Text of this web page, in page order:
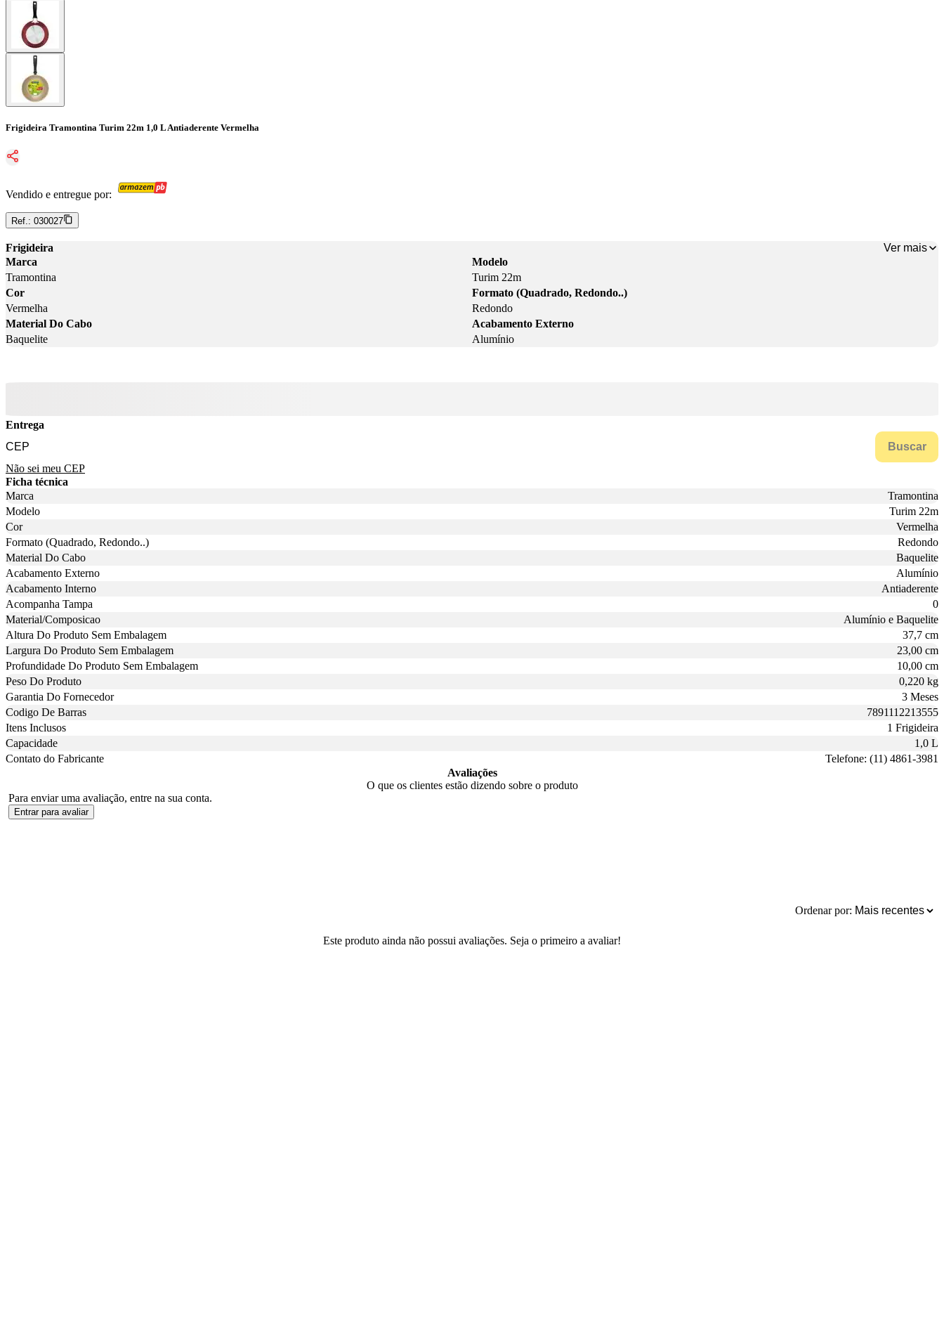
Frigideira Tramontina Turim 22m 1,0 L Antiaderente Vermelha
Vendido e entregue por:
Ref.: 030027
Frigideira
Ver mais
Marca
Tramontina
Modelo
Turim 22m
Cor
Vermelha
Formato (Quadrado, Redondo..)
Redondo
Material Do Cabo
Baquelite
Acabamento Externo
Alumínio
Entrega
Buscar
Não sei meu CEP
Ficha técnica
Marca
Tramontina
Modelo
Turim 22m
Cor
Vermelha
Formato (Quadrado, Redondo..)
Redondo
Material Do Cabo
Baquelite
Acabamento Externo
Alumínio
Acabamento Interno
Antiaderente
Acompanha Tampa
0
Material/Composicao
Alumínio e Baquelite
Altura Do Produto Sem Embalagem
37,7 cm
Largura Do Produto Sem Embalagem
23,00 cm
Profundidade Do Produto Sem Embalagem
10,00 cm
Peso Do Produto
0,220 kg
Garantia Do Fornecedor
3 Meses
Codigo De Barras
7891112213555
Itens Inclusos
1 Frigideira
Capacidade
1,0 L
Contato do Fabricante
Telefone: (11) 4861-3981
Avaliações
O que os clientes estão dizendo sobre o produto
Para enviar uma avaliação, entre na sua conta.
Entrar para avaliar
Ordenar por:
Este produto ainda não possui avaliações. Seja o primeiro a avaliar!